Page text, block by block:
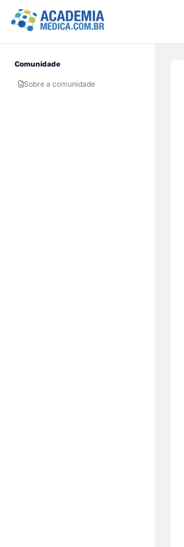
Comunidade
Sobre a comunidade